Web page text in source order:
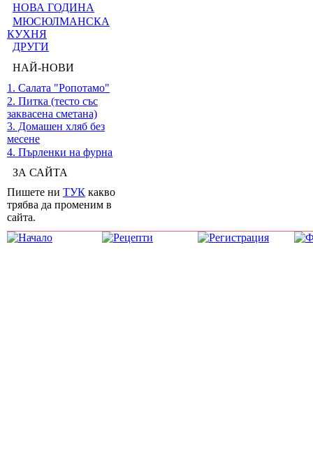
НОВА ГОДИНА
МЮСЮЛМАНСКА
КУХНЯ
ДРУГИ
НАЙ-НОВИ
1. Салата "Ропотамо"
2. Питка (тесто със
заквасена сметана)
3. Домашен хляб без
месене
4. Пърленки на фурна
ЗА САЙТА
Пишете ни ТУК какво
трябва да променим в
сайта.